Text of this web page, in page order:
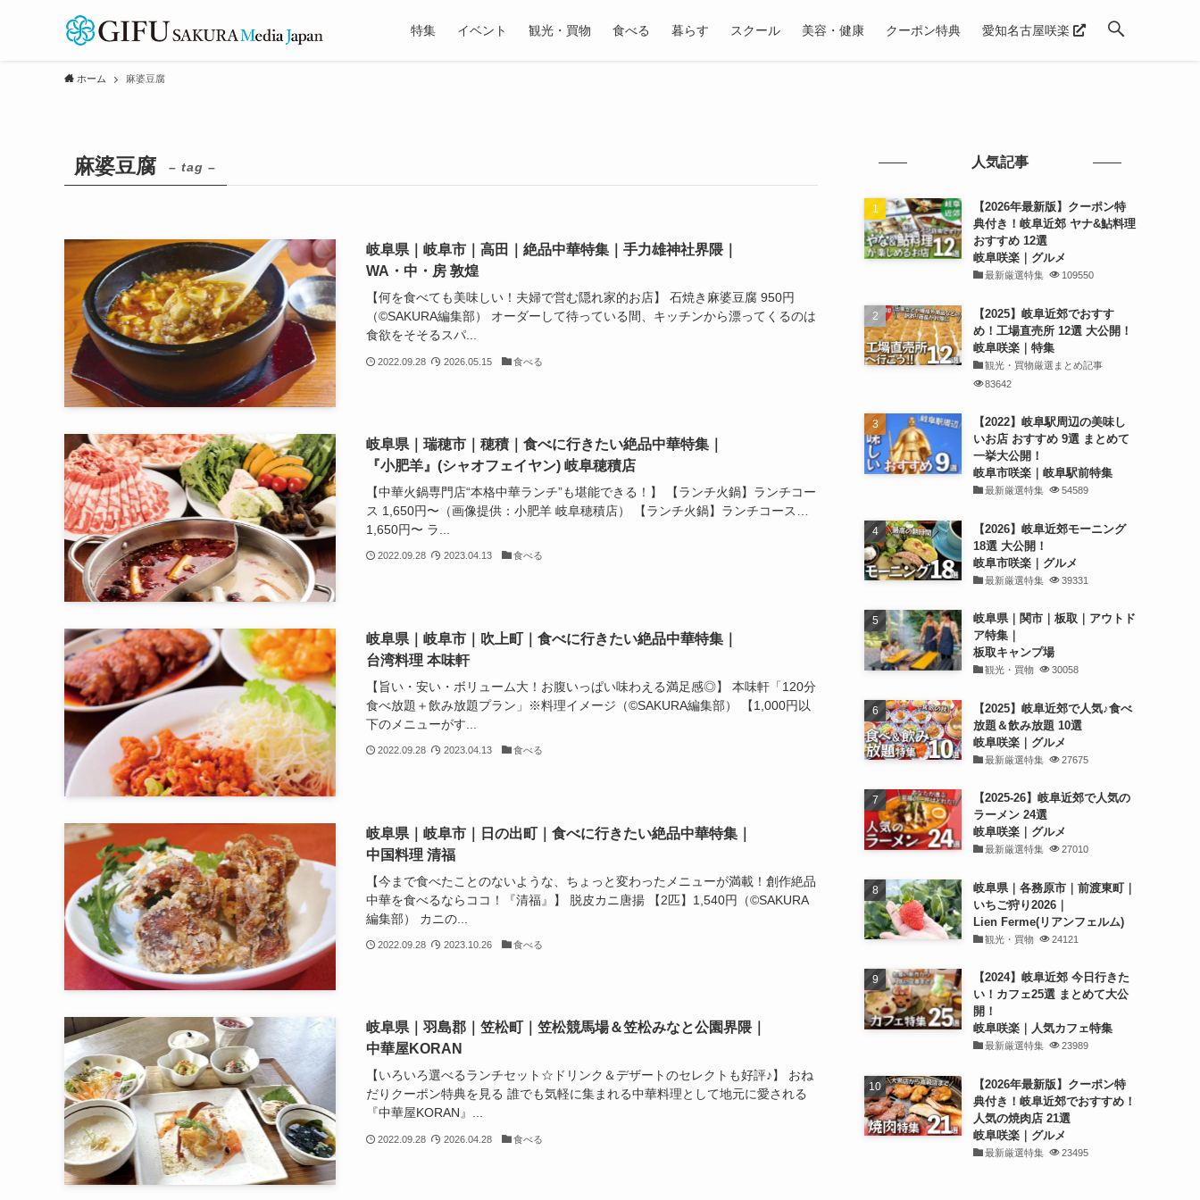
特集 イベント 観光・買物 食べる 暮らす スクール 美容・健康 クーポン特典 愛知名古屋咲楽
ホーム 麻婆豆腐
麻婆豆腐 – tag –
岐阜県｜岐阜市｜高田｜絶品中華特集｜手力雄神社界隈｜
WA・中・房 敦煌
【何を食べても美味しい！夫婦で営む隠れ家的お店】 石焼き麻婆豆腐 950円
（©️SAKURA編集部） オーダーして待っている間、キッチンから漂ってくるのは
食欲をそそるスパ...
2022.09.28 2026.05.15 食べる
岐阜県｜瑞穂市｜穂積｜食べに行きたい絶品中華特集｜
『小肥羊』(シャオフェイヤン) 岐阜穂積店
【中華火鍋専門店“本格中華ランチ”も堪能できる！】 【ランチ火鍋】ランチコー
ス 1,650円〜（画像提供：小肥羊 岐阜穂積店） 【ランチ火鍋】ランチコース…
1,650円〜 ラ...
2022.09.28 2023.04.13 食べる
岐阜県｜岐阜市｜吹上町｜食べに行きたい絶品中華特集｜
台湾料理 本味軒
【旨い・安い・ボリューム大！お腹いっぱい味わえる満足感◎】 本味軒「120分
食べ放題＋飲み放題プラン」※料理イメージ（©️SAKURA編集部） 【1,000円以
下のメニューがす...
2022.09.28 2023.04.13 食べる
岐阜県｜岐阜市｜日の出町｜食べに行きたい絶品中華特集｜
中国料理 清福
【今まで食べたことのないような、ちょっと変わったメニューが満載！創作絶品
中華を食べるならココ！『清福』】 脱皮カニ唐揚 【2匹】1,540円（©️SAKURA
編集部） カニの...
2022.09.28 2023.10.26 食べる
岐阜県｜羽島郡｜笠松町｜笠松競馬場＆笠松みなと公園界隈｜
中華屋KORAN
【いろいろ選べるランチセット☆ドリンク＆デザートのセレクトも好評♪】 おね
だりクーポン特典を見る 誰でも気軽に集まれる中華料理として地元に愛される
『中華屋KORAN』...
2022.09.28 2026.04.28 食べる
人気記事
【2026年最新版】クーポン特
典付き！岐阜近郊 ヤナ&鮎料理
おすすめ 12選
岐阜咲楽｜グルメ
最新厳選特集 109550
【2025】岐阜近郊でおすす
め！工場直売所 12選 大公開！
岐阜咲楽｜特集
観光・買物厳選まとめ記事
83642
【2022】岐阜駅周辺の美味し
いお店 おすすめ 9選 まとめて
一挙大公開！
岐阜市咲楽｜岐阜駅前特集
最新厳選特集 54589
【2026】岐阜近郊モーニング
18選 大公開！
岐阜市咲楽｜グルメ
最新厳選特集 39331
岐阜県｜関市｜板取｜アウトド
ア特集｜
板取キャンプ場
観光・買物 30058
【2025】岐阜近郊で人気♪食べ
放題＆飲み放題 10選
岐阜咲楽｜グルメ
最新厳選特集 27675
【2025-26】岐阜近郊で人気の
ラーメン 24選
岐阜咲楽｜グルメ
最新厳選特集 27010
岐阜県｜各務原市｜前渡東町｜
いちご狩り2026｜
Lien Ferme(リアンフェルム)
観光・買物 24121
【2024】岐阜近郊 今日行きた
い！カフェ25選 まとめて大公
開！
岐阜咲楽｜人気カフェ特集
最新厳選特集 23989
【2026年最新版】クーポン特
典付き！岐阜近郊でおすすめ！
人気の焼肉店 21選
岐阜咲楽｜グルメ
最新厳選特集 23495